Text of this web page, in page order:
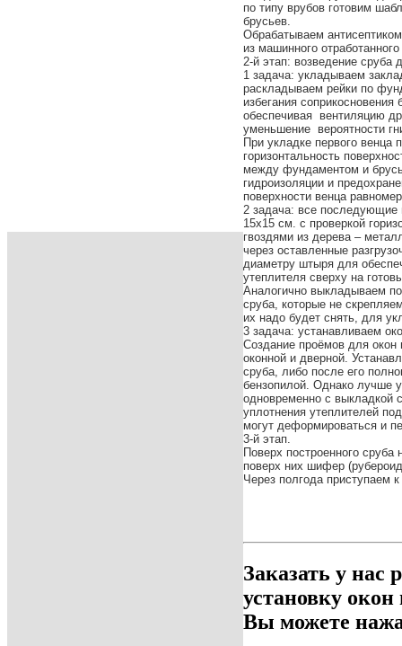
по типу врубов готовим
брусьев.
Обрабатываем
из машинного
2-й этап: возведение сруба
1 задача: укладываем
раскладываем рейки по
избегания
обеспечивая вентиляцию
уменьшение вероятности
При укладке первого венца
горизонтальность
между фундаментом и
гидроизоляции и
поверхности венца
2 задача: все последующие
15х15 см. с проверкой
гвоздями из дерева –
через оставленные
диаметру штыря для
утеплителя сверху на
Аналогично выкладываем
сруба, которые не
их надо будет снять, для
3 задача: устанавливаем
Создание проёмов для окон
оконной и дверной.
сруба, либо после его
бензопилой. Однако лучше
одновременно с выкладкой
уплотнения утеплителей
могут деформироваться и
3-й этап.
Поверх построенного
поверх них шифер
Через полгода приступаем к
Заказать у нас
установку
Вы можете